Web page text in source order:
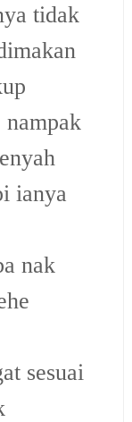
tidak
ianya
nak
sesuai